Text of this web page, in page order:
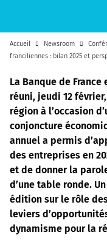
Accueil Newsroom
franciliennes : bilan 2025 et
La Banque de
réuni, jeudi 12
région à l’occasion
conjoncture
annuel a permis
des entreprises en
et de donner la
d’une table ronde.
édition sur le rôle
leviers
dynamisme pour la